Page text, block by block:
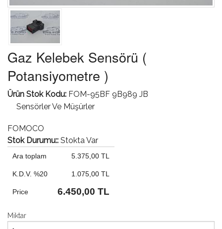
Gaz Kelebek Sensörü (
Potansiyometre )
Ürün Stok Kodu: FOM-95BF 9B989 JB
Sensörler Ve Müşürler
FOMOCO
Stok Durumu:: Stokta Var
Ara toplam 5.375,00 TL
K.D.V. %20 1.075,00 TL
Price 6.450,00 TL
Miktar